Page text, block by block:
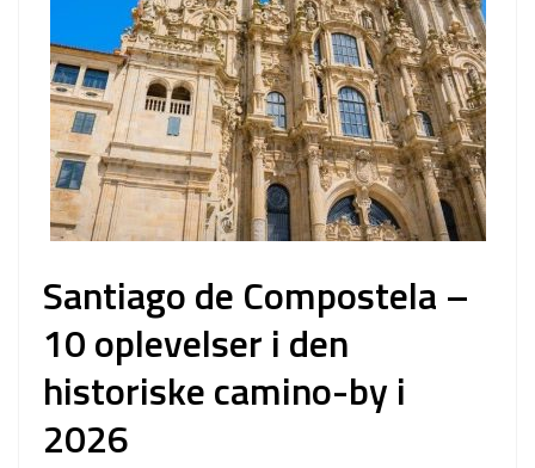
Santiago de Compostela –
10 oplevelser i den
historiske camino-by i
2026